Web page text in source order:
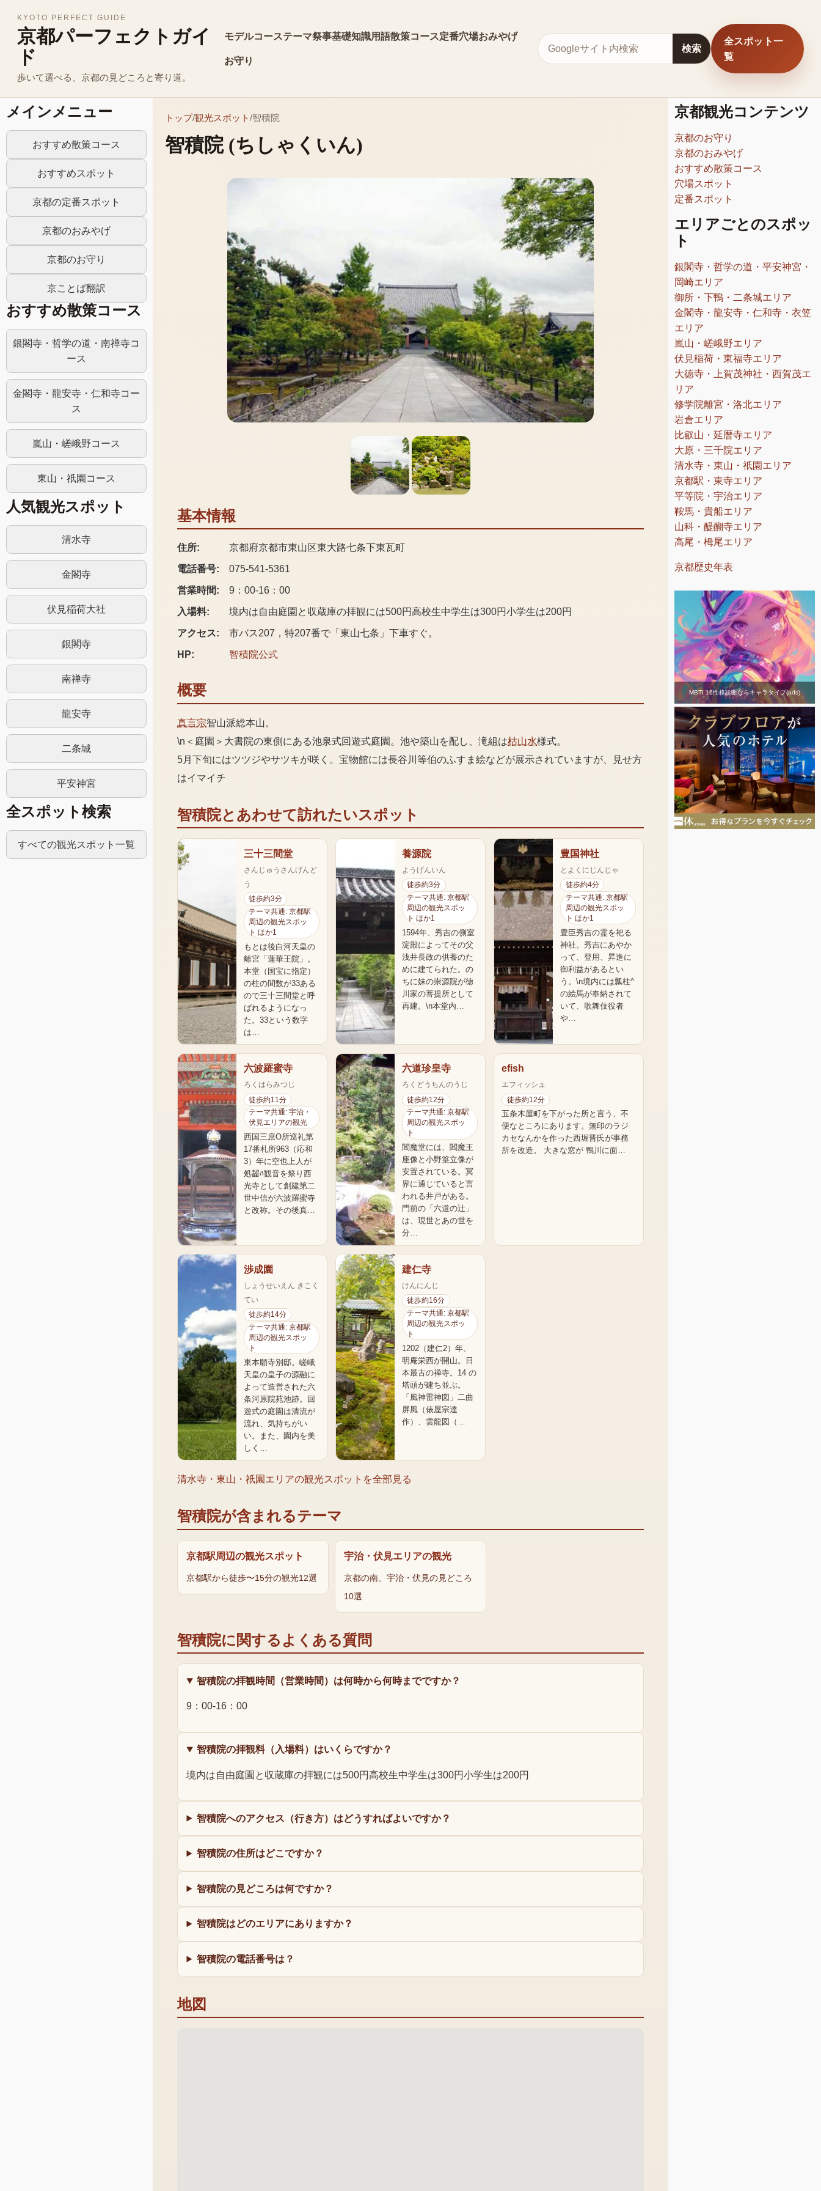
KYOTO PERFECT GUIDE
京都パーフェクトガイ
ド
歩いて選べる、京都の見どころと寄り道。
モデルコーステーマ祭事基礎知識用語散策コース定番穴場おみやげ
お守り
サイト内検索
検索
全スポット一
覧
メインメニュー
おすすめ散策コース
おすすめスポット
京都の定番スポット
京都のおみやげ
京都のお守り
京ことば翻訳
おすすめ散策コース
銀閣寺・哲学の道・南禅寺コ
ース
金閣寺・龍安寺・仁和寺コー
ス
嵐山・嵯峨野コース
東山・祇園コース
人気観光スポット
清水寺
金閣寺
伏見稲荷大社
銀閣寺
南禅寺
龍安寺
二条城
平安神宮
全スポット検索
すべての観光スポット一覧
トップ/観光スポット/智積院
智積院(ちしゃくいん)
基本情報
住所: 京都府京都市東山区東大路七条下東瓦町
電話番号: 075-541-5361
営業時間: 9：00-16：00
入場料: 境内は自由庭園と収蔵庫の拝観には500円高校生中学生は300円小学生は200円
アクセス: 市バス207，特207番で「東山七条」下車すぐ。
HP: 智積院公式
概要
真言宗智山派総本山。
\n＜庭園＞大書院の東側にある池泉式回遊式庭園。池や築山を配し、滝組は枯山水様式。
5月下旬にはツツジやサツキが咲く。宝物館には長谷川等伯のふすま絵などが展示されていますが、見せ方
はイマイチ
智積院とあわせて訪れたいスポット
三十三間堂
さんじゅうさんげんど
う
徒歩約3分
テーマ共通: 京都駅
周辺の観光スポッ
ト ほか1
もとは後白河天皇の
離宮「蓮華王院」。
本堂（国宝に指定）
の柱の間数が33ある
ので三十三間堂と呼
ばれるようになっ
た。33という数字
は…
養源院
ようげんいん
徒歩約3分
テーマ共通: 京都駅
周辺の観光スポッ
ト ほか1
1594年、秀吉の側室
淀殿によってその父
浅井長政の供養のた
めに建てられた。の
ちに妹の崇源院が徳
川家の菩提所として
再建。\n本堂内…
豊国神社
とよくにじんじゃ
徒歩約4分
テーマ共通: 京都駅
周辺の観光スポッ
ト ほか1
豊臣秀吉の霊を祀る
神社。秀吉にあやか
って、登用、昇進に
御利益があるとい
う。\n境内には瓢柱^
の絵馬が奉納されて
いて、歌舞伎役者
や…
六波羅蜜寺
ろくはらみつじ
徒歩約11分
テーマ共通: 宇治・
伏見エリアの観光
西国三庶O所巡礼第
17番札所963（応和
3）年に空也上人が
処齧ﾊ観音を祭り西
光寺として創建第二
世中信が六波羅蜜寺
と改称。その後真…
六道珍皇寺
ろくどうちんのうじ
徒歩約12分
テーマ共通: 京都駅
周辺の観光スポッ
ト
閻魔堂には、閻魔王
座像と小野篁立像が
安置されている。冥
界に通じていると言
われる井戸がある。
門前の「六道の辻」
は、現世とあの世を
分…
efish
エフィッシュ
徒歩約12分
五条木屋町を下がった所と言う、不
便なところにあります。無印のラジ
カセなんかを作った西堀晋氏が事務
所を改造。 大きな窓が 鴨川に面…
渉成園
しょうせいえん きこく
てい
徒歩約14分
テーマ共通: 京都駅
周辺の観光スポッ
ト
東本願寺別邸。嵯峨
天皇の皇子の源融に
よって造営された六
条河原院苑池跡。回
遊式の庭園は清流が
流れ、気持ちがい
い。また、園内を美
しく…
建仁寺
けんにんじ
徒歩約16分
テーマ共通: 京都駅
周辺の観光スポッ
ト
1202（建仁2）年、
明庵栄西が開山。日
本最古の禅寺。14 の
塔頭が建ち並ぶ。
「風神雷神図」二曲
屏風（俵屋宗達
作）、雲龍図（…
清水寺・東山・祇園エリアの観光スポットを全部見る
智積院が含まれるテーマ
京都駅周辺の観光スポット
京都駅から徒歩〜15分の観光12選
宇治・伏見エリアの観光
京都の南、宇治・伏見の見どころ
10選
智積院に関するよくある質問
智積院の拝観時間（営業時間）は何時から何時までですか？
9：00-16：00
智積院の拝観料（入場料）はいくらですか？
境内は自由庭園と収蔵庫の拝観には500円高校生中学生は300円小学生は200円
智積院へのアクセス（行き方）はどうすればよいですか？
智積院の住所はどこですか？
智積院の見どころは何ですか？
智積院はどのエリアにありますか？
智積院の電話番号は？
地図
京都観光コンテンツ
京都のお守り
京都のおみやげ
おすすめ散策コース
穴場スポット
定番スポット
エリアごとのスポッ
ト
銀閣寺・哲学の道・平安神宮・
岡崎エリア
御所・下鴨・二条城エリア
金閣寺・龍安寺・仁和寺・衣笠
エリア
嵐山・嵯峨野エリア
伏見稲荷・東福寺エリア
大徳寺・上賀茂神社・西賀茂エ
リア
修学院離宮・洛北エリア
岩倉エリア
比叡山・延暦寺エリア
大原・三千院エリア
清水寺・東山・祇園エリア
京都駅・東寺エリア
平等院・宇治エリア
鞍馬・貴船エリア
山科・醍醐寺エリア
高尾・栂尾エリア
京都歴史年表
MBTI 16性格診断ならキャラタイプ(ads)